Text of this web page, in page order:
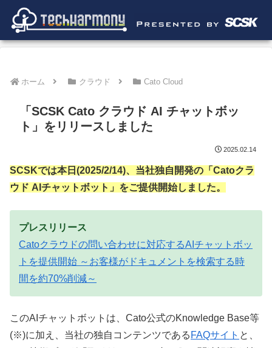
ホーム クラウド Cato Cloud
「SCSK Cato クラウド AI チャットボッ
ト」をリリースしました
2025.02.14
SCSKでは本日(2025/2/14)、当社独自開発の「Catoクラ
ウド AIチャットボット」をご提供開始しました。
プレスリリース
Catoクラウドの問い合わせに対応するAIチャットボッ
トを提供開始 ～お客様がドキュメントを検索する時
間を約70%削減～
このAIチャットボットは、Cato公式のKnowledge Base等
(※)に加え、当社の独自コンテンツである FAQサイト と、